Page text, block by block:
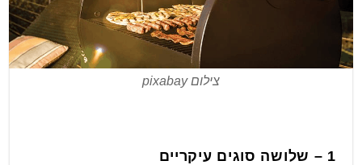
צילום pixabay
1 – שלושה סוגים עיקריים